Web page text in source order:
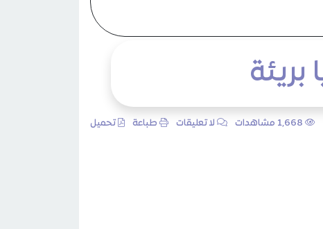
لا تعليقات طباعة تحميل